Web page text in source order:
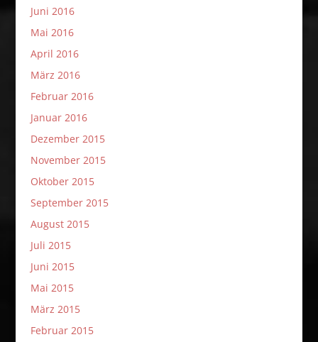
Juni 2016
Mai 2016
April 2016
März 2016
Februar 2016
Januar 2016
Dezember 2015
November 2015
Oktober 2015
September 2015
August 2015
Juli 2015
Juni 2015
Mai 2015
März 2015
Februar 2015